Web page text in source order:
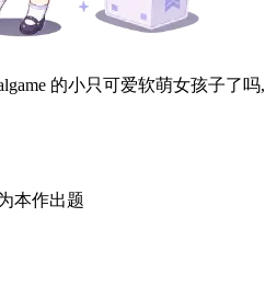
的小只可爱软萌女孩子了吗,
本作出题